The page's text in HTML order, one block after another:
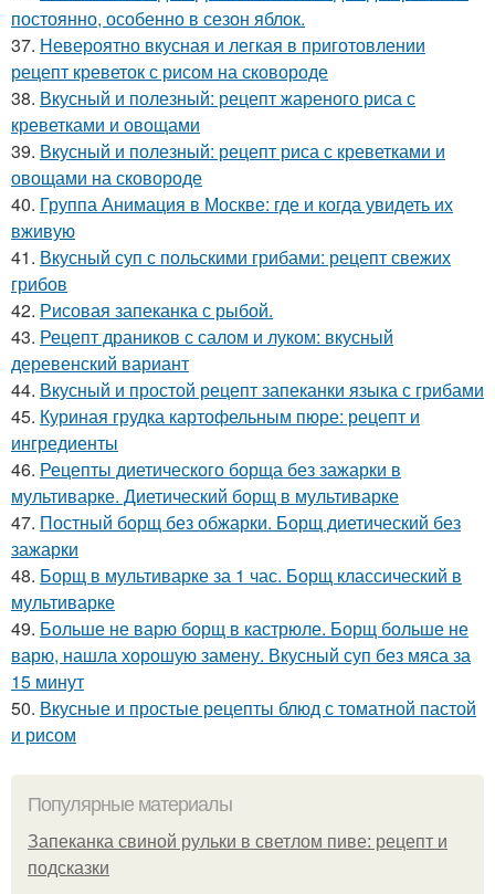
постоянно, особенно в сезон яблок.
37. Невероятно вкусная и легкая в приготовлении
рецепт креветок с рисом на сковороде
38. Вкусный и полезный: рецепт жареного риса с
креветками и овощами
39. Вкусный и полезный: рецепт риса с креветками и
овощами на сковороде
40. Группа Анимация в Москве: где и когда увидеть их
вживую
41. Вкусный суп с польскими грибами: рецепт свежих
грибов
42. Рисовая запеканка с рыбой.
43. Рецепт драников с салом и луком: вкусный
деревенский вариант
44. Вкусный и простой рецепт запеканки языка с грибами
45. Куриная грудка картофельным пюре: рецепт и
ингредиенты
46. Рецепты диетического борща без зажарки в
мультиварке. Диетический борщ в мультиварке
47. Постный борщ без обжарки. Борщ диетический без
зажарки
48. Борщ в мультиварке за 1 час. Борщ классический в
мультиварке
49. Больше не варю борщ в кастрюле. Борщ больше не
варю, нашла хорошую замену. Вкусный суп без мяса за
15 минут
50. Вкусные и простые рецепты блюд с томатной пастой
и рисом
Популярные материалы
Запеканка свиной рульки в светлом пиве: рецепт и
подсказки